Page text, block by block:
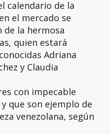
calendario de la
el mercado se
de la hermosa
quien estará
Adriana
y Claudia
con impecable
que son ejemplo de
venezolana, según